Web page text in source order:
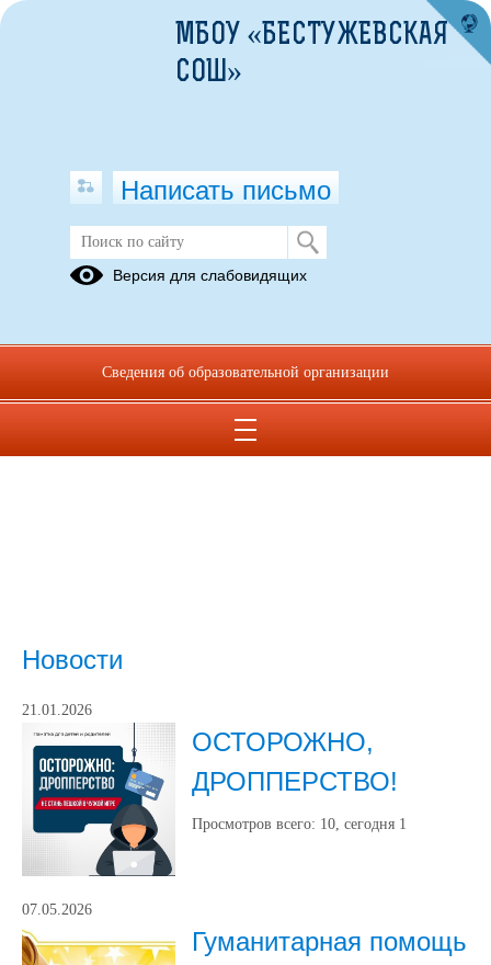
Новости
21.01.2026
ОСТОРОЖНО,
ДРОППЕРСТВО!
Просмотров всего: 10, сегодня 1
07.05.2026
Гуманитарная помощь
МБОУ «БЕСТУЖЕВСКАЯ
СОШ»
Написать письмо
Версия для слабовидящих
Сведения об образовательной организации